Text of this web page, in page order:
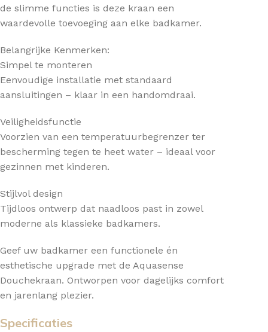
de slimme functies is deze kraan een
waardevolle toevoeging aan elke badkamer.
Belangrijke Kenmerken:
Simpel te monteren
Eenvoudige installatie met standaard
aansluitingen – klaar in een handomdraai.
Veiligheidsfunctie
Voorzien van een temperatuurbegrenzer ter
bescherming tegen te heet water – ideaal voor
gezinnen met kinderen.
Stijlvol design
Tijdloos ontwerp dat naadloos past in zowel
moderne als klassieke badkamers.
Geef uw badkamer een functionele én
esthetische upgrade met de Aquasense
Douchekraan. Ontworpen voor dagelijks comfort
en jarenlang plezier.
Specificaties